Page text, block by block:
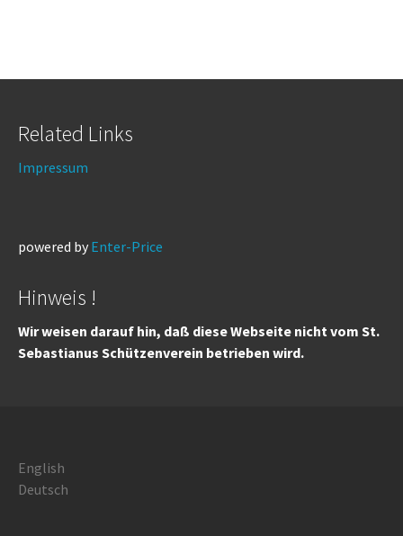
Related Links
Impressum
powered by Enter-Price
Hinweis !
Wir weisen darauf hin, daß diese Webseite nicht vom St.
Sebastianus Schützenverein betrieben wird.
English
Deutsch